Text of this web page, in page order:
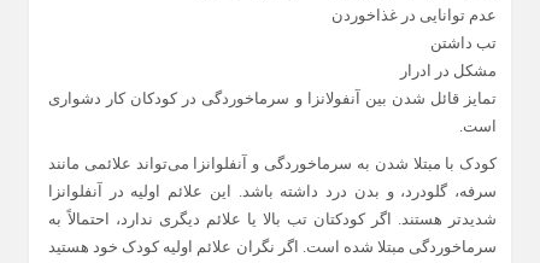
عدم توانایی در غذاخوردن
تب داشتن
مشکل در ادرار
تمایز قائل شدن بین آنفولانزا و سرماخوردگی در کودکان کار دشواری
است.
کودک با مبتلا شدن به سرماخوردگی و آنفلوانزا می‌تواند علائمی مانند
سرفه، گلودرد، و بدن درد داشته باشد. این علائم اولیه در آنفلوانزا
شدیدتر هستند. اگر کودکتان تب بالا یا علائم دیگری ندارد، احتمالاً به
سرماخوردگی مبتلا شده است. اگر نگران علائم اولیه کودک خود هستید